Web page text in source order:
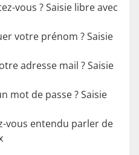
vous ? Saisie libre avec
votre prénom ? Saisie
adresse mail ? Saisie
mot de passe ? Saisie
vous entendu parler de